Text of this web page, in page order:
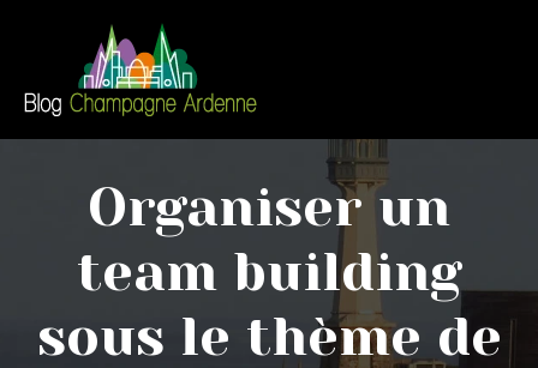
Organiser un
team building
sous le thème de